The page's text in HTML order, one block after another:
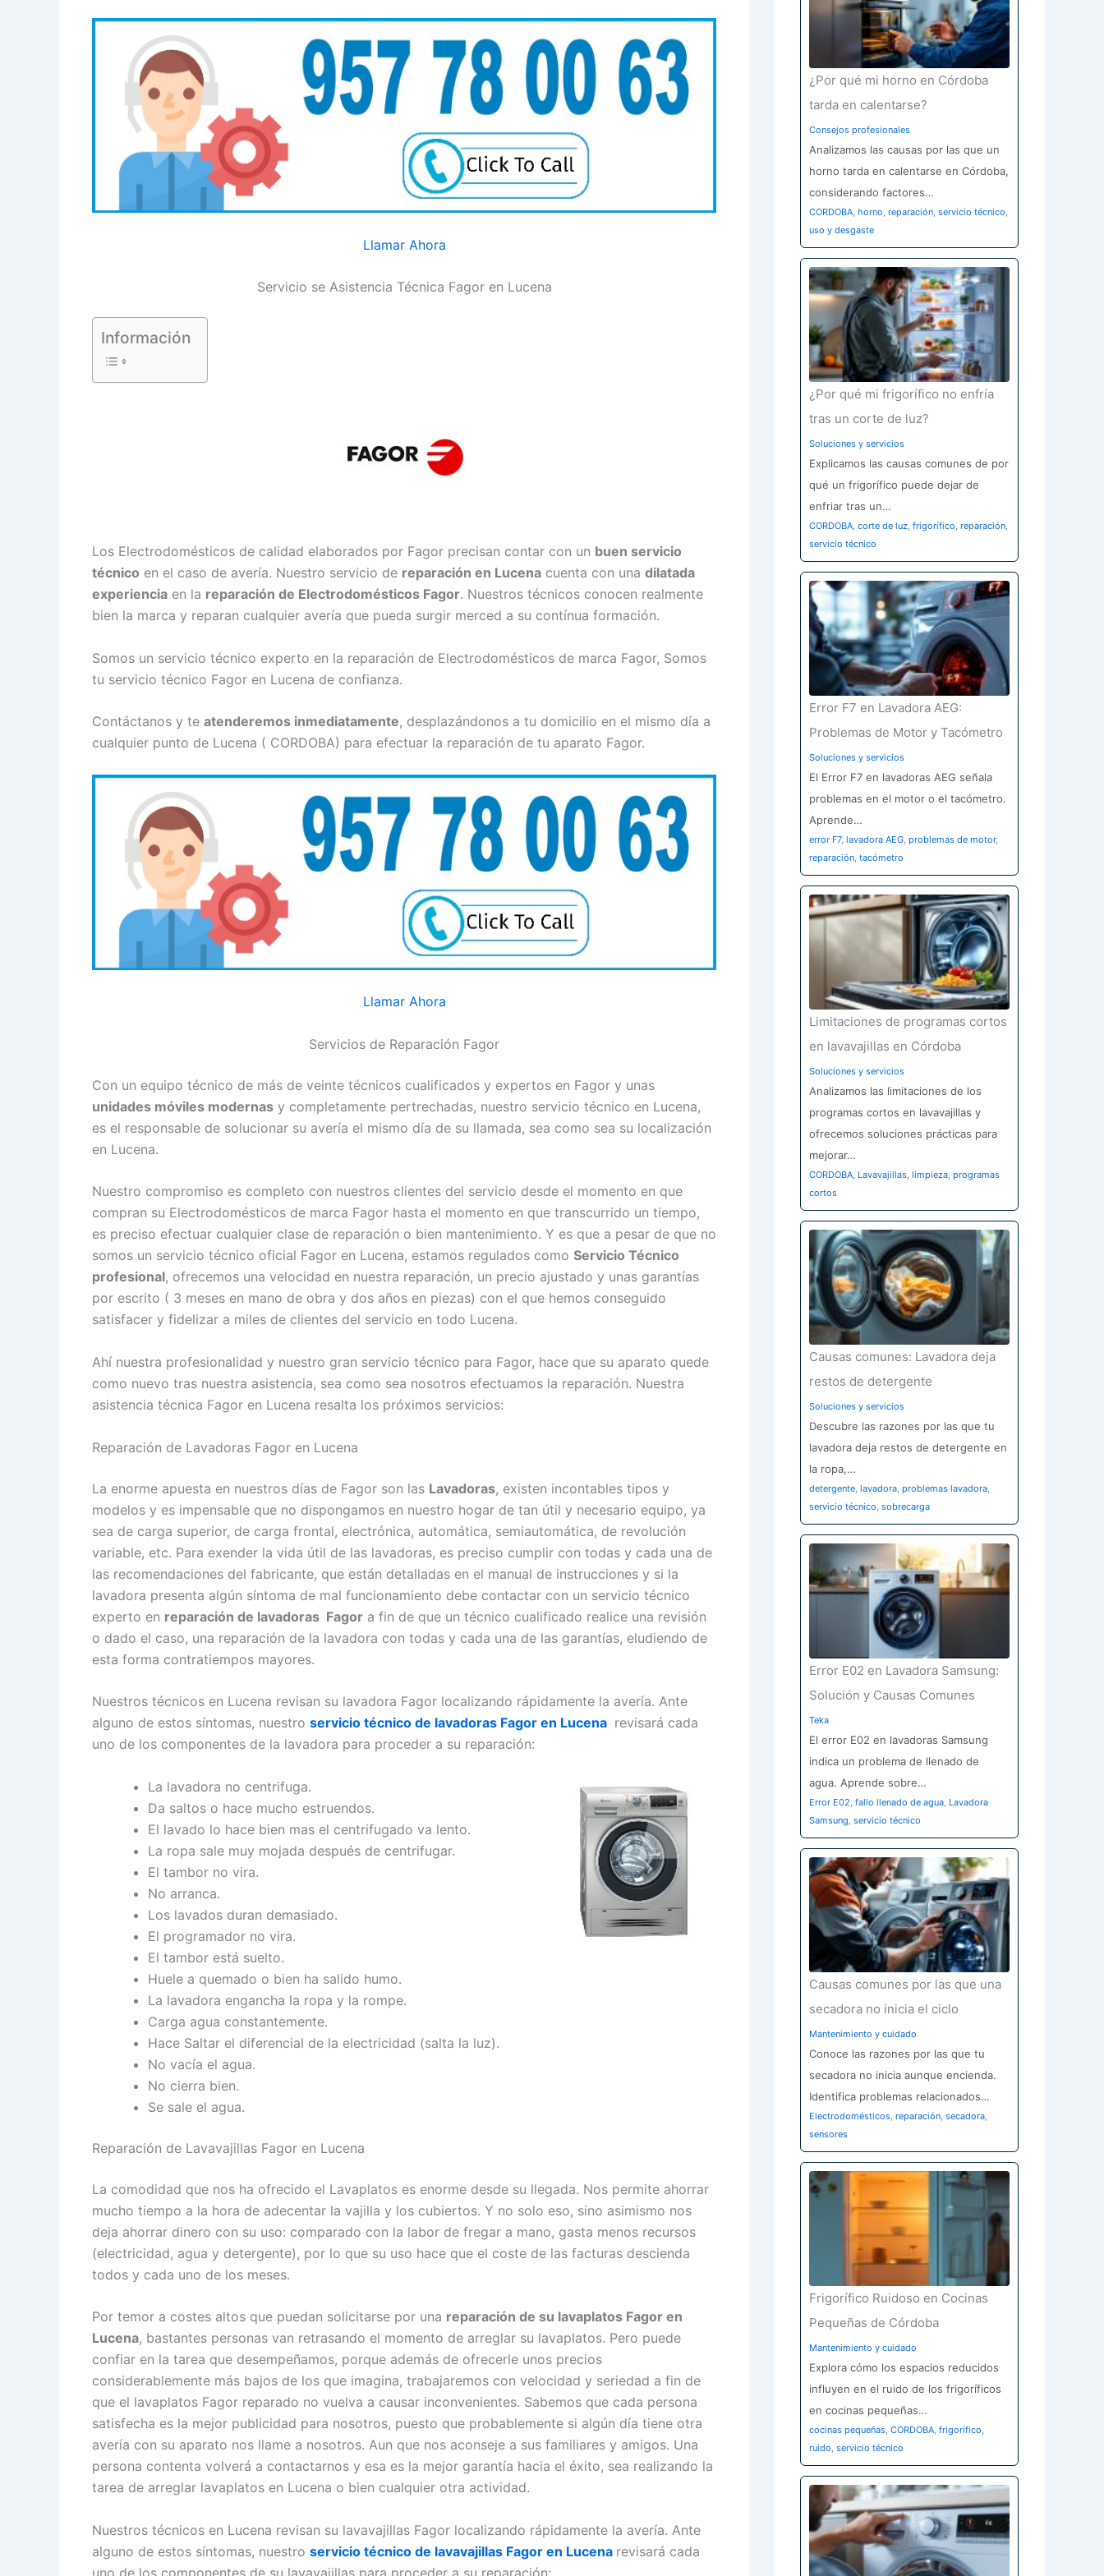
Llamar Ahora
Servicio se Asistencia Técnica Fagor en Lucena
Información
Los Electrodomésticos de calidad elaborados por Fagor precisan contar con un buen servicio
técnico en el caso de avería. Nuestro servicio de reparación en Lucena cuenta con una dilatada
experiencia en la reparación de Electrodomésticos Fagor. Nuestros técnicos conocen realmente
bien la marca y reparan cualquier avería que pueda surgir merced a su contínua formación.
Somos un servicio técnico experto en la reparación de Electrodomésticos de marca Fagor, Somos
tu servicio técnico Fagor en Lucena de confianza.
Contáctanos y te atenderemos inmediatamente, desplazándonos a tu domicilio en el mismo día a
cualquier punto de Lucena ( CORDOBA) para efectuar la reparación de tu aparato Fagor.
Llamar Ahora
Servicios de Reparación Fagor
Con un equipo técnico de más de veinte técnicos cualificados y expertos en Fagor y unas
unidades móviles modernas y completamente pertrechadas, nuestro servicio técnico en Lucena,
es el responsable de solucionar su avería el mismo día de su llamada, sea como sea su localización
en Lucena.
Nuestro compromiso es completo con nuestros clientes del servicio desde el momento en que
compran su Electrodomésticos de marca Fagor hasta el momento en que transcurrido un tiempo,
es preciso efectuar cualquier clase de reparación o bien mantenimiento. Y es que a pesar de que no
somos un servicio técnico oficial Fagor en Lucena, estamos regulados como Servicio Técnico
profesional, ofrecemos una velocidad en nuestra reparación, un precio ajustado y unas garantías
por escrito ( 3 meses en mano de obra y dos años en piezas) con el que hemos conseguido
satisfacer y fidelizar a miles de clientes del servicio en todo Lucena.
Ahí nuestra profesionalidad y nuestro gran servicio técnico para Fagor, hace que su aparato quede
como nuevo tras nuestra asistencia, sea como sea nosotros efectuamos la reparación. Nuestra
asistencia técnica Fagor en Lucena resalta los próximos servicios:
Reparación de Lavadoras Fagor en Lucena
La enorme apuesta en nuestros días de Fagor son las Lavadoras, existen incontables tipos y
modelos y es impensable que no dispongamos en nuestro hogar de tan útil y necesario equipo, ya
sea de carga superior, de carga frontal, electrónica, automática, semiautomática, de revolución
variable, etc. Para exender la vida útil de las lavadoras, es preciso cumplir con todas y cada una de
las recomendaciones del fabricante, que están detalladas en el manual de instrucciones y si la
lavadora presenta algún síntoma de mal funcionamiento debe contactar con un servicio técnico
experto en reparación de lavadoras Fagor a fin de que un técnico cualificado realice una revisión
o dado el caso, una reparación de la lavadora con todas y cada una de las garantías, eludiendo de
esta forma contratiempos mayores.
Nuestros técnicos en Lucena revisan su lavadora Fagor localizando rápidamente la avería. Ante
alguno de estos síntomas, nuestro servicio técnico de lavadoras Fagor en Lucena revisará cada
uno de los componentes de la lavadora para proceder a su reparación:
La lavadora no centrifuga.
Da saltos o hace mucho estruendos.
El lavado lo hace bien mas el centrifugado va lento.
La ropa sale muy mojada después de centrifugar.
El tambor no vira.
No arranca.
Los lavados duran demasiado.
El programador no vira.
El tambor está suelto.
Huele a quemado o bien ha salido humo.
La lavadora engancha la ropa y la rompe.
Carga agua constantemente.
Hace Saltar el diferencial de la electricidad (salta la luz).
No vacía el agua.
No cierra bien.
Se sale el agua.
Reparación de Lavavajillas Fagor en Lucena
La comodidad que nos ha ofrecido el Lavaplatos es enorme desde su llegada. Nos permite ahorrar
mucho tiempo a la hora de adecentar la vajilla y los cubiertos. Y no solo eso, sino asimismo nos
deja ahorrar dinero con su uso: comparado con la labor de fregar a mano, gasta menos recursos
(electricidad, agua y detergente), por lo que su uso hace que el coste de las facturas descienda
todos y cada uno de los meses.
Por temor a costes altos que puedan solicitarse por una reparación de su lavaplatos Fagor en
Lucena, bastantes personas van retrasando el momento de arreglar su lavaplatos. Pero puede
confiar en la tarea que desempeñamos, porque además de ofrecerle unos precios
considerablemente más bajos de los que imagina, trabajaremos con velocidad y seriedad a fin de
que el lavaplatos Fagor reparado no vuelva a causar inconvenientes. Sabemos que cada persona
satisfecha es la mejor publicidad para nosotros, puesto que probablemente si algún día tiene otra
avería con su aparato nos llame a nosotros. Aun que nos aconseje a sus familiares y amigos. Una
persona contenta volverá a contactarnos y esa es la mejor garantía hacia el éxito, sea realizando la
tarea de arreglar lavaplatos en Lucena o bien cualquier otra actividad.
Nuestros técnicos en Lucena revisan su lavavajillas Fagor localizando rápidamente la avería. Ante
alguno de estos síntomas, nuestro servicio técnico de lavavajillas Fagor en Lucena revisará cada
uno de los componentes de su lavavajillas para proceder a su reparación:
¿Por qué mi horno en Córdoba
tarda en calentarse?
Consejos profesionales
Analizamos las causas por las que un
horno tarda en calentarse en Córdoba,
considerando factores…
CORDOBA, horno, reparación, servicio técnico,
uso y desgaste
¿Por qué mi frigorífico no enfría
tras un corte de luz?
Soluciones y servicios
Explicamos las causas comunes de por
qué un frigorífico puede dejar de
enfriar tras un…
CORDOBA, corte de luz, frigorífico, reparación,
servicio técnico
Error F7 en Lavadora AEG:
Problemas de Motor y Tacómetro
Soluciones y servicios
El Error F7 en lavadoras AEG señala
problemas en el motor o el tacómetro.
Aprende…
error F7, lavadora AEG, problemas de motor,
reparación, tacómetro
Limitaciones de programas cortos
en lavavajillas en Córdoba
Soluciones y servicios
Analizamos las limitaciones de los
programas cortos en lavavajillas y
ofrecemos soluciones prácticas para
mejorar…
CORDOBA, Lavavajillas, limpieza, programas
cortos
Causas comunes: Lavadora deja
restos de detergente
Soluciones y servicios
Descubre las razones por las que tu
lavadora deja restos de detergente en
la ropa,…
detergente, lavadora, problemas lavadora,
servicio técnico, sobrecarga
Error E02 en Lavadora Samsung:
Solución y Causas Comunes
Teka
El error E02 en lavadoras Samsung
indica un problema de llenado de
agua. Aprende sobre…
Error E02, fallo llenado de agua, Lavadora
Samsung, servicio técnico
Causas comunes por las que una
secadora no inicia el ciclo
Mantenimiento y cuidado
Conoce las razones por las que tu
secadora no inicia aunque encienda.
Identifica problemas relacionados…
Electrodomésticos, reparación, secadora,
sensores
Frigorífico Ruidoso en Cocinas
Pequeñas de Córdoba
Mantenimiento y cuidado
Explora cómo los espacios reducidos
influyen en el ruido de los frigoríficos
en cocinas pequeñas…
cocinas pequeñas, CORDOBA, frigorífico,
ruido, servicio técnico